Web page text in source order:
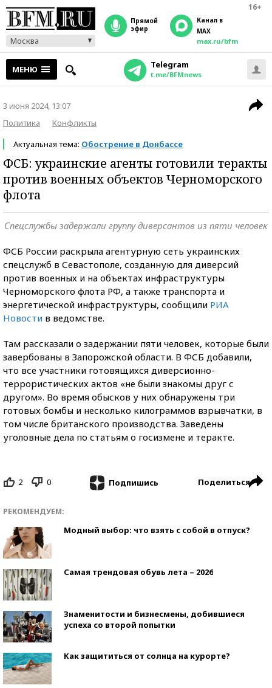
16+
Москва
прямой
эфир
Канал в
MAX
max.ru/bfm
МЕНЮ Telegram
t.me/BFMnews
3 июня 2024, 13:07
Политика
Конфликты
Актуальная тема: Обострение в Донбассе
ФСБ: украинские агенты готовили теракты
против военных объектов Черноморского
флота
Спецслужбы задержали группу диверсантов из пяти человек
ФСБ России раскрыла агентурную сеть украинских
спецслужб в Севастополе, созданную для диверсий
против военных и на объектах инфраструктуры
Черноморского флота РФ, а также транспорта и
энергетической инфраструктуры, сообщили РИА
Новости в ведомстве.
Там рассказали о задержании пяти человек, которые были
завербованы в Запорожской области. В ФСБ добавили,
что все участники готовящихся диверсионно-
террористических актов «не были знакомы друг с
другом». Во время обысков у них обнаружены три
готовых бомбы и несколько килограммов взрывчатки, в
том числе британского производства. Заведены
уголовные дела по статьям о госизмене и теракте.
2 0 Подпишись Поделиться
РЕКОМЕНДУЕМ:
Модный выбор: что взять с собой в отпуск?
Самая трендовая обувь лета – 2026
Знаменитости и бизнесмены, добившиеся
успеха со второй попытки
Как защититься от солнца на курорте?